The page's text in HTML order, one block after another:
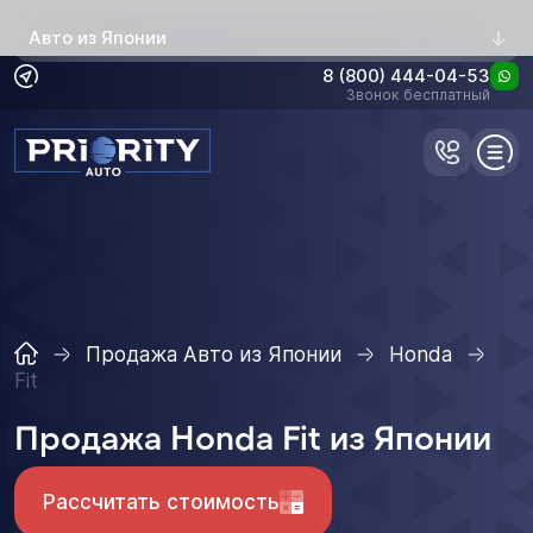
Авто из Японии
8 (800) 444-04-53
Звонок бесплатный
Продажа Авто из Японии
Honda
Fit
Продажа Honda Fit из Японии
Рассчитать стоимость